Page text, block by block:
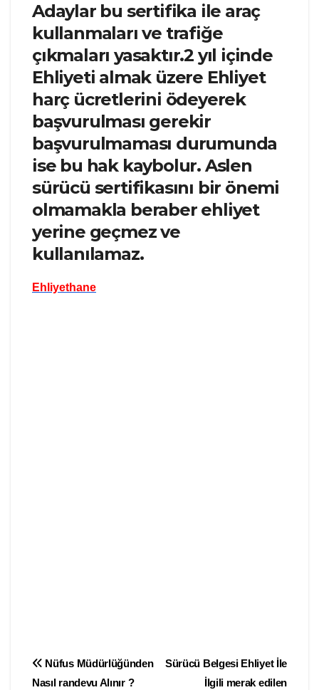
Adaylar bu sertifika ile araç
kullanmaları ve trafiğe
çıkmaları yasaktır.2 yıl içinde
Ehliyeti almak üzere Ehliyet
harç ücretlerini ödeyerek
başvurulması gerekir
başvurulmaması durumunda
ise bu hak kaybolur. Aslen
sürücü sertifikasını bir önemi
olmamakla beraber ehliyet
yerine geçmez ve
kullanılamaz.
Ehliyethane
Yazı
Sürücü Belgesi Ehliyet İle
İlgili merak edilen
Nüfus Müdürlüğünden
Nasıl randevu Alınır ?